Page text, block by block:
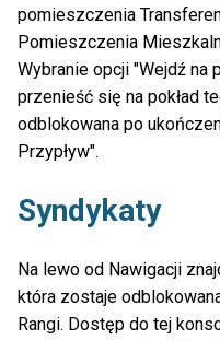
pomieszczenia
Pomieszczenia
Wybranie opcji "Wejdź na
przenieść się na pokład
odblokowana po
Przypływ".
Syndykaty
Na lewo od Nawigacji
która zostaje
Rangi. Dostęp do tej